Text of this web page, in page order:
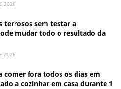
2026
terrosos sem testar a
mudar todo o resultado da
2026
comer fora todos os dias em
a cozinhar em casa durante 1